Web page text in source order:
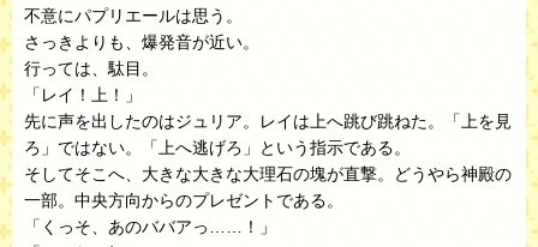
不意にパプリエールは思う。
さっきよりも、爆発音が近い。
行っては、駄目。
「レイ！上！」
先に声を出したのはジュリア。レイは上へ跳び跳ねた。「上を見
ろ」ではない。「上へ逃げろ」という指示である。
そしてそこへ、大きな大きな大理石の塊が直撃。どうやら神殿の
一部。中央方向からのプレゼントである。
「くっそ、あのババアっ……！」